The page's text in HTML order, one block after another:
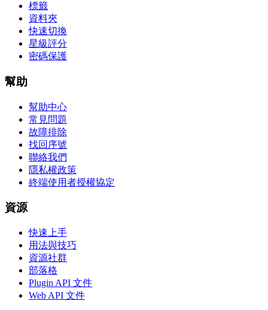
標籤
資料夾
快速切換
星級評分
密碼保護
幫助
幫助中心
常見問題
故障排除
找回序號
聯絡我們
隱私權政策
終端使用者授權協定
資源
快速上手
用法與技巧
資源社群
部落格
Plugin API 文件
Web API 文件